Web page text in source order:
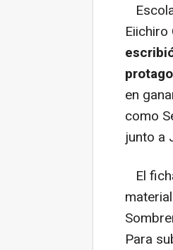
en
como
junto a
El
Para